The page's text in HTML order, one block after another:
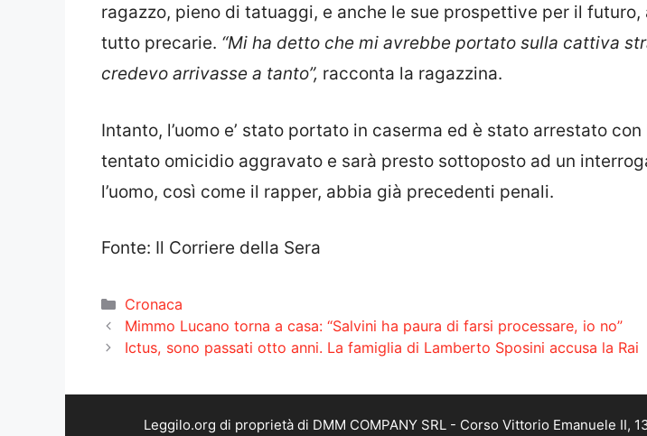
ragazzo, pieno di tatuaggi, e anche le sue prospettive per il
tutto precarie. “Mi ha detto che mi avrebbe portato sulla cattiva
credevo arrivasse a tanto”, racconta la ragazzina.
Intanto, l’uomo e’ stato portato in caserma ed è stato arrestato con
tentato omicidio aggravato e sarà presto sottoposto ad un
l’uomo, così come il rapper, abbia già precedenti penali.
Fonte: Il Corriere della Sera
Categorie
Cronaca
Mimmo Lucano torna a casa: “Salvini ha paura di farsi processare, io no”
Ictus, sono passati otto anni. La famiglia di Lamberto Sposini accusa la Rai
Leggilo.org di proprietà di DMM COMPANY SRL - Corso Vittorio Emanuele II,